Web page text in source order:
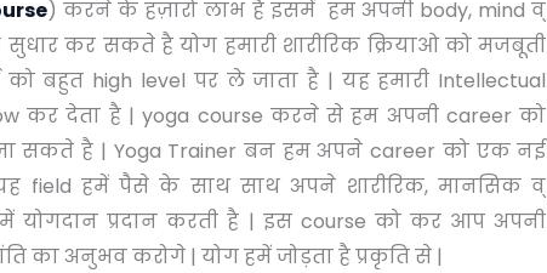
) करने के हज़ारो लाभ है इसमें हम अपनी body, mind व्
कर सकते है योग हमारी शारीरिक क्रियाओ को मजबूती
को बहुत high level पर ले जाता है | यह हमारी Intellectual
कर देता है | yoga course करने से हम अपनी career को
सकते है | Yoga Trainer बन हम अपने career को एक नई
field हमें पैसे के साथ साथ अपने शारीरिक, मानसिक व्
योगदान प्रदान करती है | इस course को कर आप अपनी
का अनुभव करोगे | योग हमें जोड़ता है प्रकृति से |